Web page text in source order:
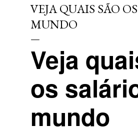
VEJA QUAIS SÃO
MUNDO
Veja
os
mundo